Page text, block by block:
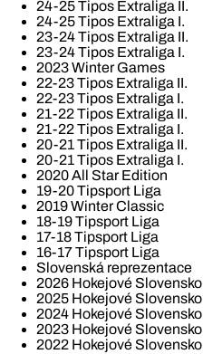
24-25 Tipos Extraliga II.
24-25 Tipos Extraliga I.
23-24 Tipos Extraliga II.
23-24 Tipos Extraliga I.
2023 Winter Games
22-23 Tipos Extraliga II.
22-23 Tipos Extraliga I.
21-22 Tipos Extraliga II.
21-22 Tipos Extraliga I.
20-21 Tipos Extraliga II.
20-21 Tipos Extraliga I.
2020 All Star Edition
19-20 Tipsport Liga
2019 Winter Classic
18-19 Tipsport Liga
17-18 Tipsport Liga
16-17 Tipsport Liga
Slovenská reprezentace
2026 Hokejové Slovensko
2025 Hokejové Slovensko
2024 Hokejové Slovensko
2023 Hokejové Slovensko
2022 Hokejové Slovensko